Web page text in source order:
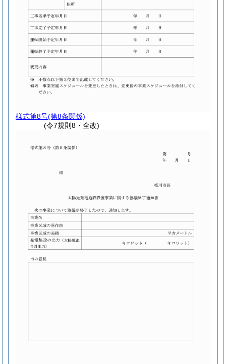
様式第8号(第8条関係)
(令7規則8・全改)